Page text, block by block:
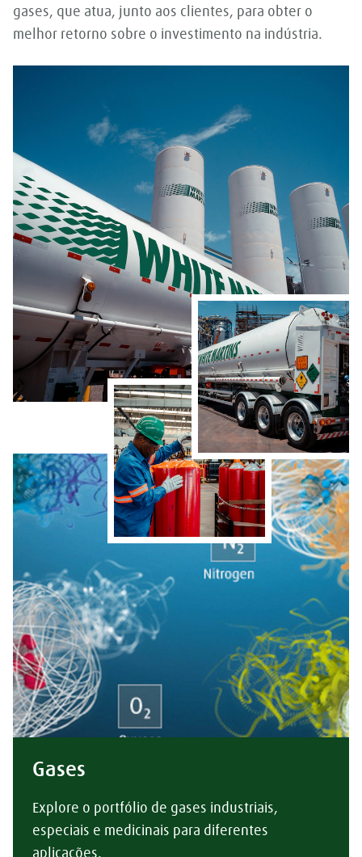
gases, que atua, junto aos clientes, para obter o
melhor retorno sobre o investimento na indústria.
Gases
Explore o portfólio de gases industriais,
especiais e medicinais para diferentes
aplicações.